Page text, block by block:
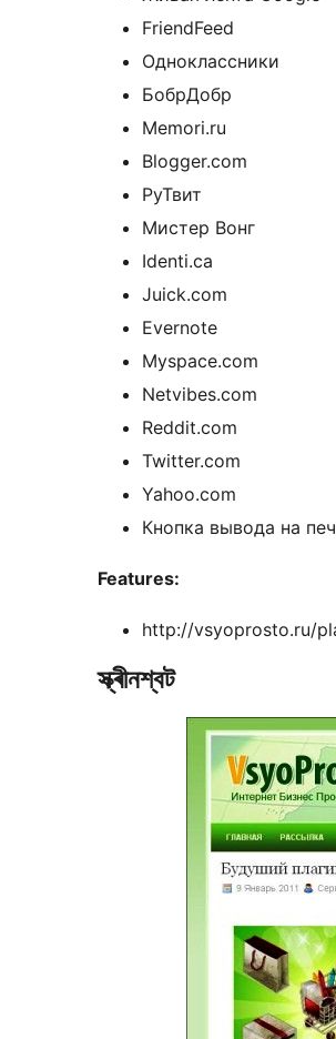
FriendFeed
Одноклассники
БобрДобр
Memori.ru
Blogger.com
РуТвит
Мистер Вонг
Identi.ca
Juick.com
Evernote
Myspace.com
Netvibes.com
Reddit.com
Twitter.com
Yahoo.com
Кнопка вывода на
Features:
http://vsyoprosto.ru/
স্ক্ৰীনশ্বট